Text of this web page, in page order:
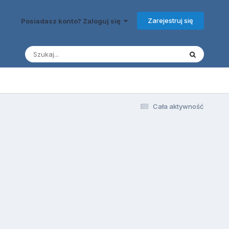
Posiadasz konto? Zaloguj się Zarejestruj się
Cała aktywność